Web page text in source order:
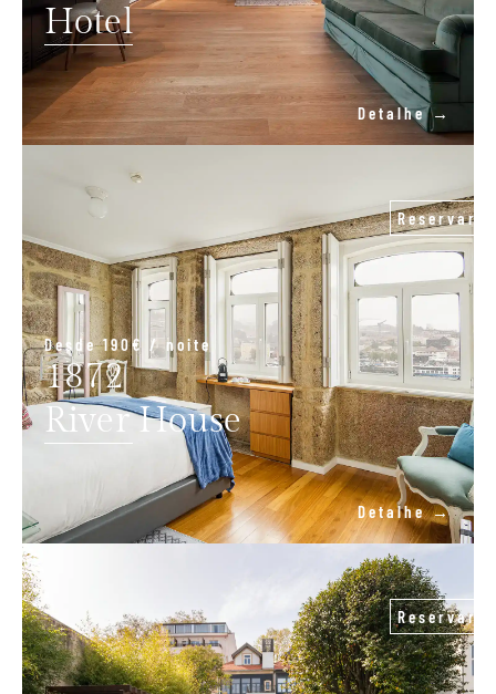
Hotel
Detalhe →
Reservar
Desde 190€ / noite
1872
River House
Detalhe →
Reservar